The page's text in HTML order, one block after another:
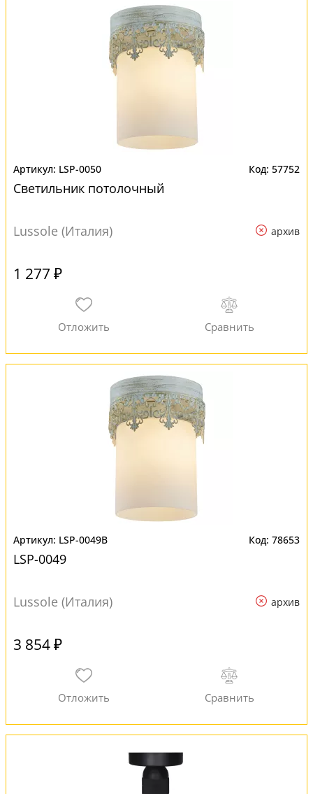
LSP-0050 57752
Светильник потолочный
Lussole (Италия) архив
1 277 ₽
LSP-0049B 78653
LSP-0049
Lussole (Италия) архив
3 854 ₽